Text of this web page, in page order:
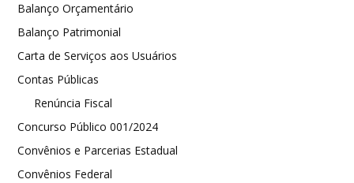
Balanço Orçamentário
Balanço Patrimonial
Carta de Serviços aos Usuários
Contas Públicas
Renúncia Fiscal
Concurso Público 001/2024
Convênios e Parcerias Estadual
Convênios Federal